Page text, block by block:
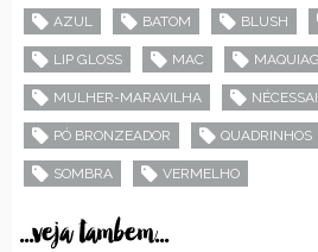
AZUL BATOM BLUSH
LIP GLOSS MAC
MULHER-MARAVILHA
PÓ BRONZEADOR QUADRINHOS
SOMBRA VERMELHO
...veja tambem...